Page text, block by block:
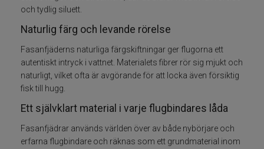
Flash och Fiber
Flugkrok
Gäddflugfiske
och tydlig siluett.
Naturlig färg och levande rörelse
Fasanfjäderns naturliga färgskiftningar ger flugorna ett
autentiskt intryck i vattnet. Materialets fibrer rör sig mjukt och
naturligt, vilket ofta är avgörande för att locka även försiktig
fisk till hugg.
Ett självklart material i varje flugbindares låda
Fasanfjädrar används världen över av både nybörjare och
erfarna flugbindare och räknas som ett grundmaterial inom